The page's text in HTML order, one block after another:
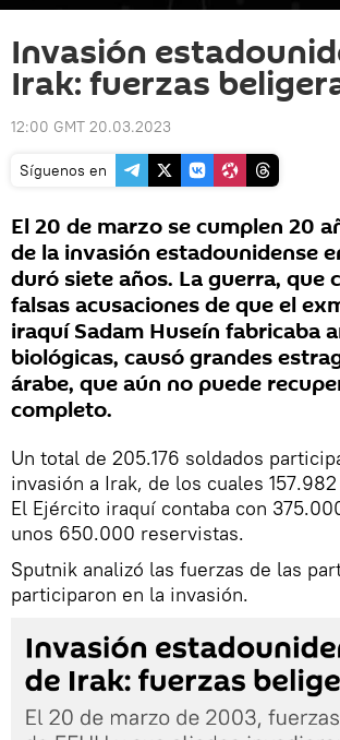
Invasión
Irak: fuerzas
12:00 GMT 20.03.2023
Síguenos en
El 20 de marzo se cumplen 20
de la invasión estadounidense
duró siete años. La guerra, que
falsas acusaciones de que el
iraquí Sadam Huseín fabricaba
biológicas, causó grandes
árabe, que aún no puede
completo.
Un total de 205.176 soldados
invasión a Irak, de los cuales 157.982
El Ejército iraquí contaba con
unos 650.000 reservistas.
Sputnik analizó las fuerzas de las
participaron en la invasión.